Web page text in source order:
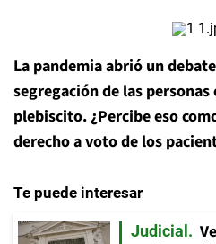
La pandemia abrió un
segregación de las
plebiscito. ¿Percibe eso
derecho a voto de los
Te puede interesar
Judicial